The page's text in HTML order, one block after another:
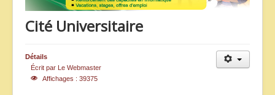
CONTACTS
TELECHARGEMENTS
ANNONCES
Cité Universitaire
Détails
Écrit par Le Webmaster
Affichages : 39375